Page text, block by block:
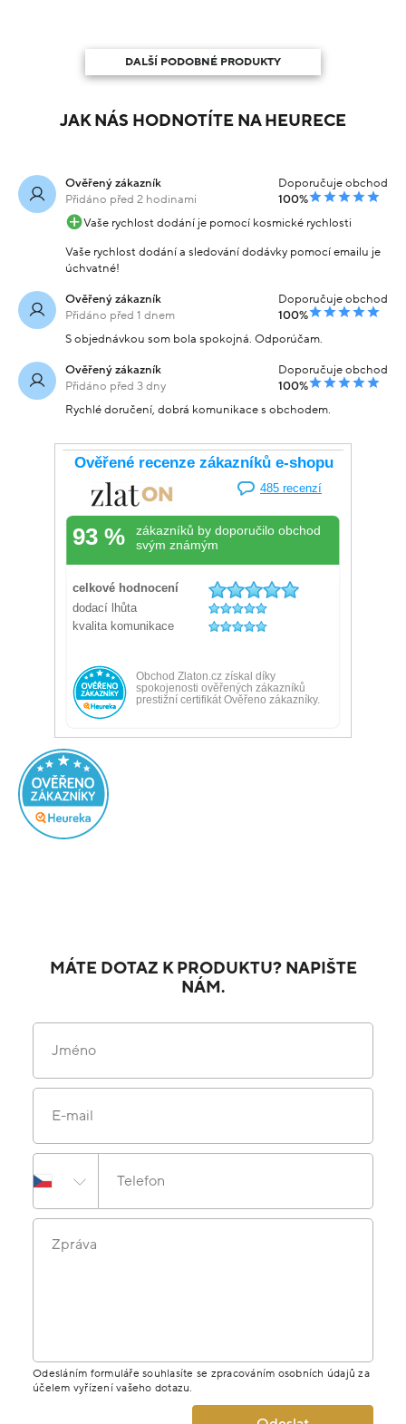
DALŠÍ PODOBNÉ PRODUKTY
JAK NÁS HODNOTÍTE NA HEURECE
Ověřený zákazník
Přidáno před 2 hodinami
Doporučuje obchod
100%
Vaše rychlost dodání je pomocí kosmické rychlosti
Vaše rychlost dodání a sledování dodávky pomocí emailu je
úchvatné!
Ověřený zákazník
Přidáno před 1 dnem
Doporučuje obchod
100%
S objednávkou som bola spokojná. Odporúčam.
Ověřený zákazník
Přidáno před 3 dny
Doporučuje obchod
100%
Rychlé doručení, dobrá komunikace s obchodem.
MÁTE DOTAZ K PRODUKTU? NAPIŠTE
NÁM.
Jméno
E-mail
Telefon
Zpráva
Odesláním formuláře souhlasíte se zpracováním osobních údajů za
účelem vyřízení vašeho dotazu.